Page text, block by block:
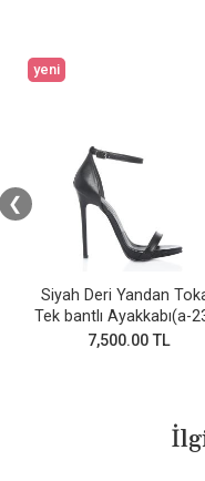
yeni
Siyah Deri Yandan
Tek bantlı Ayakkabı(a-
7,500.00 TL
❮